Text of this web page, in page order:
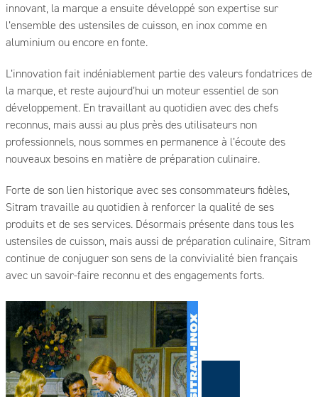
innovant, la marque a ensuite développé son expertise sur
l’ensemble des ustensiles de cuisson, en inox comme en
aluminium ou encore en fonte.
L’innovation fait indéniablement partie des valeurs fondatrices de
la marque, et reste aujourd’hui un moteur essentiel de son
développement. En travaillant au quotidien avec des chefs
reconnus, mais aussi au plus près des utilisateurs non
professionnels, nous sommes en permanence à l’écoute des
nouveaux besoins en matière de préparation culinaire.
Forte de son lien historique avec ses consommateurs fidèles,
Sitram travaille au quotidien à renforcer la qualité de ses
produits et de ses services. Désormais présente dans tous les
ustensiles de cuisson, mais aussi de préparation culinaire, Sitram
continue de conjuguer son sens de la convivialité bien français
avec un savoir-faire reconnu et des engagements forts.